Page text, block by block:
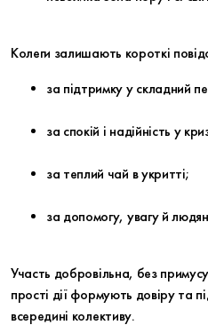
Колеги залишають короткі
за підтримку у складний
за спокій і надійність у
за теплий чай в укритті;
за допомогу, увагу й
Участь добровільна, без
прості дії формують довіру та
всередині колективу.